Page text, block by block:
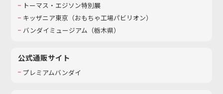
トーマス・エジソン特別展
キッザニア東京（おもちゃ工場パビリオン）​
バンダイミュージアム（栃木県）
公式通販サイト
プレミアムバンダイ